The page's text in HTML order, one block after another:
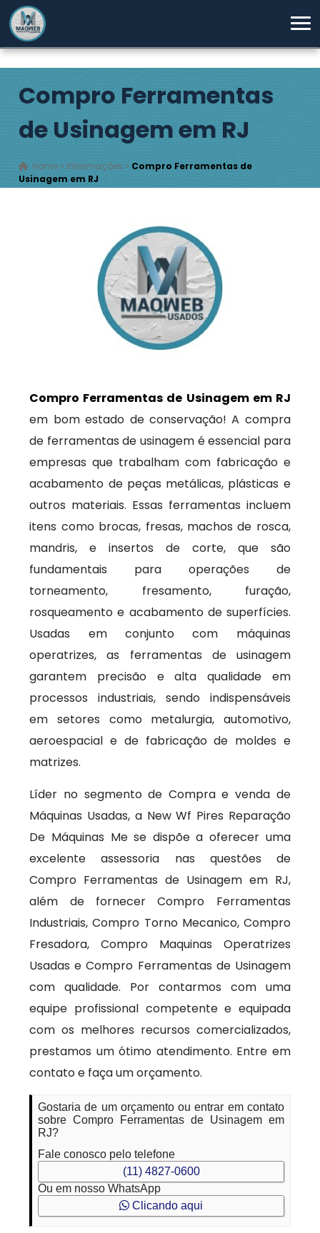
Compro Ferramentas
de Usinagem em RJ
Home » Informações » Compro Ferramentas de
Usinagem em RJ
Compro Ferramentas de Usinagem em RJ
em bom estado de conservação! A compra
de ferramentas de usinagem é essencial para
empresas que trabalham com fabricação e
acabamento de peças metálicas, plásticas e
outros materiais. Essas ferramentas incluem
itens como brocas, fresas, machos de rosca,
mandris, e insertos de corte, que são
fundamentais para operações de
torneamento, fresamento, furação,
rosqueamento e acabamento de superfícies.
Usadas em conjunto com máquinas
operatrizes, as ferramentas de usinagem
garantem precisão e alta qualidade em
processos industriais, sendo indispensáveis
em setores como metalurgia, automotivo,
aeroespacial e de fabricação de moldes e
matrizes.
Líder no segmento de Compra e venda de
Máquinas Usadas, a New Wf Pires Reparação
De Máquinas Me se dispõe a oferecer uma
excelente assessoria nas questões de
Compro Ferramentas de Usinagem em RJ,
além de fornecer Compro Ferramentas
Industriais, Compro Torno Mecanico, Compro
Fresadora, Compro Maquinas Operatrizes
Usadas e Compro Ferramentas de Usinagem
com qualidade. Por contarmos com uma
equipe profissional competente e equipada
com os melhores recursos comercializados,
prestamos um ótimo atendimento. Entre em
contato e faça um orçamento.
Gostaria de um orçamento ou entrar em contato
sobre Compro Ferramentas de Usinagem em
RJ?
Fale conosco pelo telefone
(11) 4827-0600
Ou em nosso WhatsApp
Clicando aqui